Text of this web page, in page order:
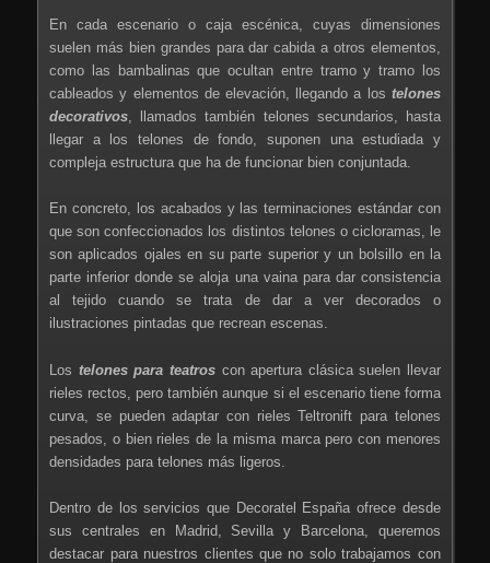
En cada escenario o caja escénica, cuyas dimensiones
suelen más bien grandes para dar cabida a otros elementos,
como las bambalinas que ocultan entre tramo y tramo los
cableados y elementos de elevación, llegando a los telones
decorativos, llamados también telones secundarios, hasta
llegar a los telones de fondo, suponen una estudiada y
compleja estructura que ha de funcionar bien conjuntada.
En concreto, los acabados y las terminaciones estándar con
que son confeccionados los distintos telones o cicloramas, le
son aplicados ojales en su parte superior y un bolsillo en la
parte inferior donde se aloja una vaina para dar consistencia
al tejido cuando se trata de dar a ver decorados o
ilustraciones pintadas que recrean escenas.
Los telones para teatroscon apertura clásica suelen llevar
rieles rectos, pero también aunque si el escenario tiene forma
curva, se pueden adaptar con rieles Teltronift para telones
pesados, o bien rieles de la misma marca pero con menores
densidades para telones más ligeros.
Dentro de los servicios que Decoratel España ofrece desde
sus centrales en Madrid, Sevilla y Barcelona, queremos
destacar para nuestros clientes que no solo trabajamos con